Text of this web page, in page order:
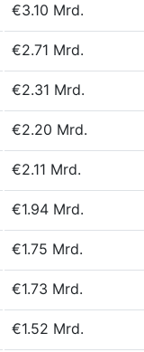
€3.10 Mrd.
€2.71 Mrd.
€2.31 Mrd.
€2.20 Mrd.
€2.11 Mrd.
€1.94 Mrd.
€1.75 Mrd.
€1.73 Mrd.
€1.52 Mrd.